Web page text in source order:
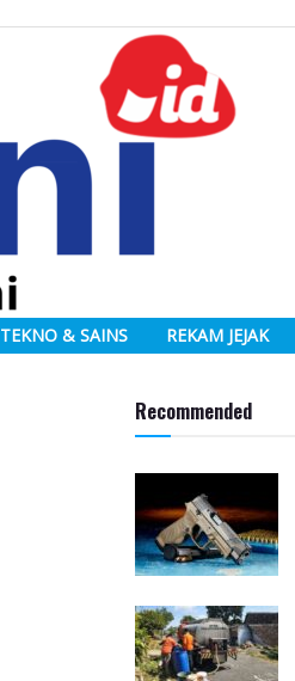
TEKNO & SAINS REKAM JEJAK
Recommended